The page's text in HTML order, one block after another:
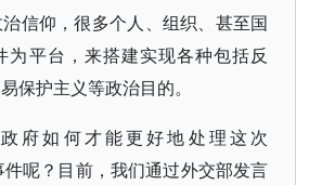
信仰，很多个人、组织、甚至国
为平台，来搭建实现各种包括反
保护主义等政治目的。
府如何才能更好地处理这次
件呢？目前，我们通过外交部发言